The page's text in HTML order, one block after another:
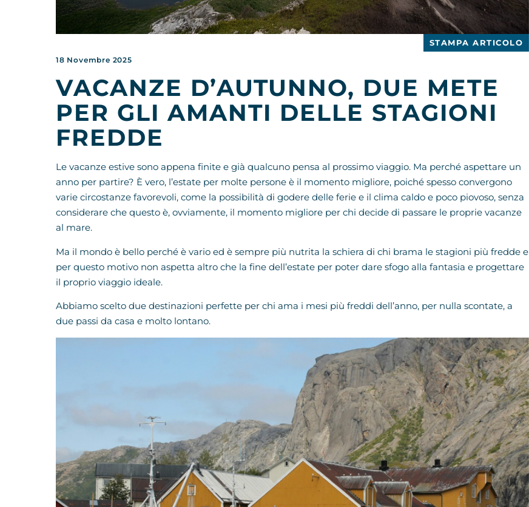
STAMPA ARTICOLO
18 Novembre 2025
VACANZE D’AUTUNNO, DUE METE
PER GLI AMANTI DELLE STAGIONI
FREDDE
Le vacanze estive sono appena finite e già qualcuno pensa al prossimo viaggio. Ma perché aspettare un
anno per partire? È vero, l’estate per molte persone è il momento migliore, poiché spesso convergono
varie circostanze favorevoli, come la possibilità di godere delle ferie e il clima caldo e poco piovoso, senza
considerare che questo è, ovviamente, il momento migliore per chi decide di passare le proprie vacanze
al mare.
Ma il mondo è bello perché è vario ed è sempre più nutrita la schiera di chi brama le stagioni più fredde e
per questo motivo non aspetta altro che la fine dell’estate per poter dare sfogo alla fantasia e progettare
il proprio viaggio ideale.
Abbiamo scelto due destinazioni perfette per chi ama i mesi più freddi dell’anno, per nulla scontate, a
due passi da casa e molto lontano.